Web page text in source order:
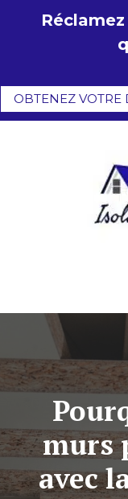
OBTENEZ VOTRE
murs
avec